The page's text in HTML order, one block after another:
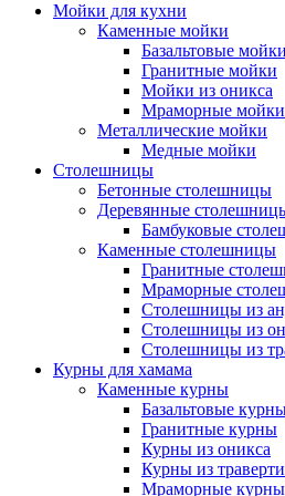
Мойки для кухни
Каменные мойки
Базальтовые мойки
Гранитные мойки
Мойки из оникса
Мраморные мойки
Металлические мойки
Медные мойки
Столешницы
Бетонные столешницы
Деревянные
Бамбуковые
Каменные столешницы
Гранитные
Мраморные
Столешницы из
Столешницы из
Столешницы из
Курны для хамама
Каменные курны
Базальтовые
Гранитные курны
Курны из оникса
Курны из
Мраморные курны